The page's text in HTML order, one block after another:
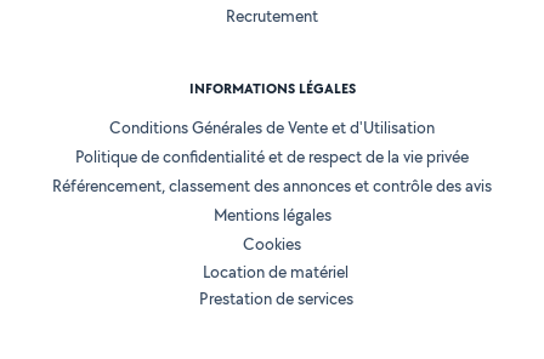
Recrutement
INFORMATIONS LÉGALES
Conditions Générales de Vente et d'Utilisation
Politique de confidentialité et de respect de la vie privée
Référencement, classement des annonces et contrôle des avis
Mentions légales
Cookies
Location de matériel
Prestation de services